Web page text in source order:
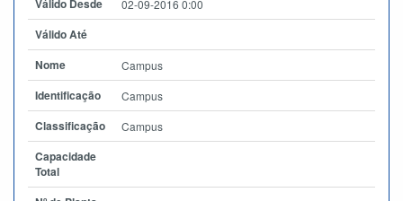
Válido Desde
02-09-2016 0:00
Válido Até
Nome
Campus
Identificação Campus
Classificação Campus
Capacidade
Total